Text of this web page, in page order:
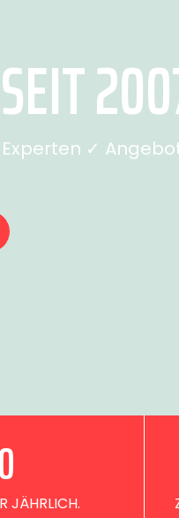
✓
JÄHRLICH.
0